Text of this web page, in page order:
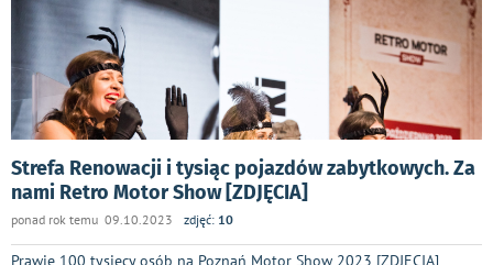
Strefa Renowacji i tysiąc pojazdów zabytkowych. Za
nami Retro Motor Show [ZDJĘCIA]
ponad rok temu 09.10.2023 zdjęć: 10
Prawie 100 tysięcy osób na Poznań Motor Show 2023 [ZDJĘCIA]